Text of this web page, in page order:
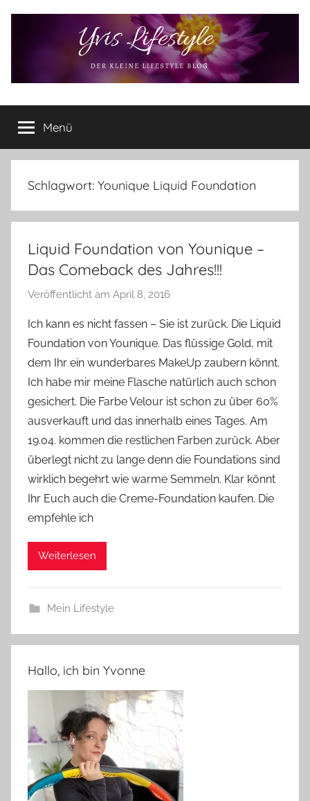
Yvis
Lifestyle
Lifestyle
Blog
–
Lifestyle,
Produkttests
vieles
mehr
Menü
Schlagwort: Younique Liquid Foundation
Liquid Foundation von Younique –
Das Comeback des Jahres!!!
Veröffentlicht am April 8, 2016
n
Y
v
o
n
n
e
Ich kann es nicht fassen – Sie ist zurück. Die Liquid
Foundation von Younique. Das flüssige Gold, mit
dem Ihr ein wunderbares MakeUp zaubern könnt.
Ich habe mir meine Flasche natürlich auch schon
gesichert. Die Farbe Velour ist schon zu über 60%
ausverkauft und das innerhalb eines Tages. Am
19.04. kommen die restlichen Farben zurück. Aber
überlegt nicht zu lange denn die Foundations sind
wirklich begehrt wie warme Semmeln. Klar könnt
Ihr Euch auch die Creme-Foundation kaufen. Die
empfehle ich
Weiterlesen
Mein Lifestyle
Hallo, ich bin Yvonne